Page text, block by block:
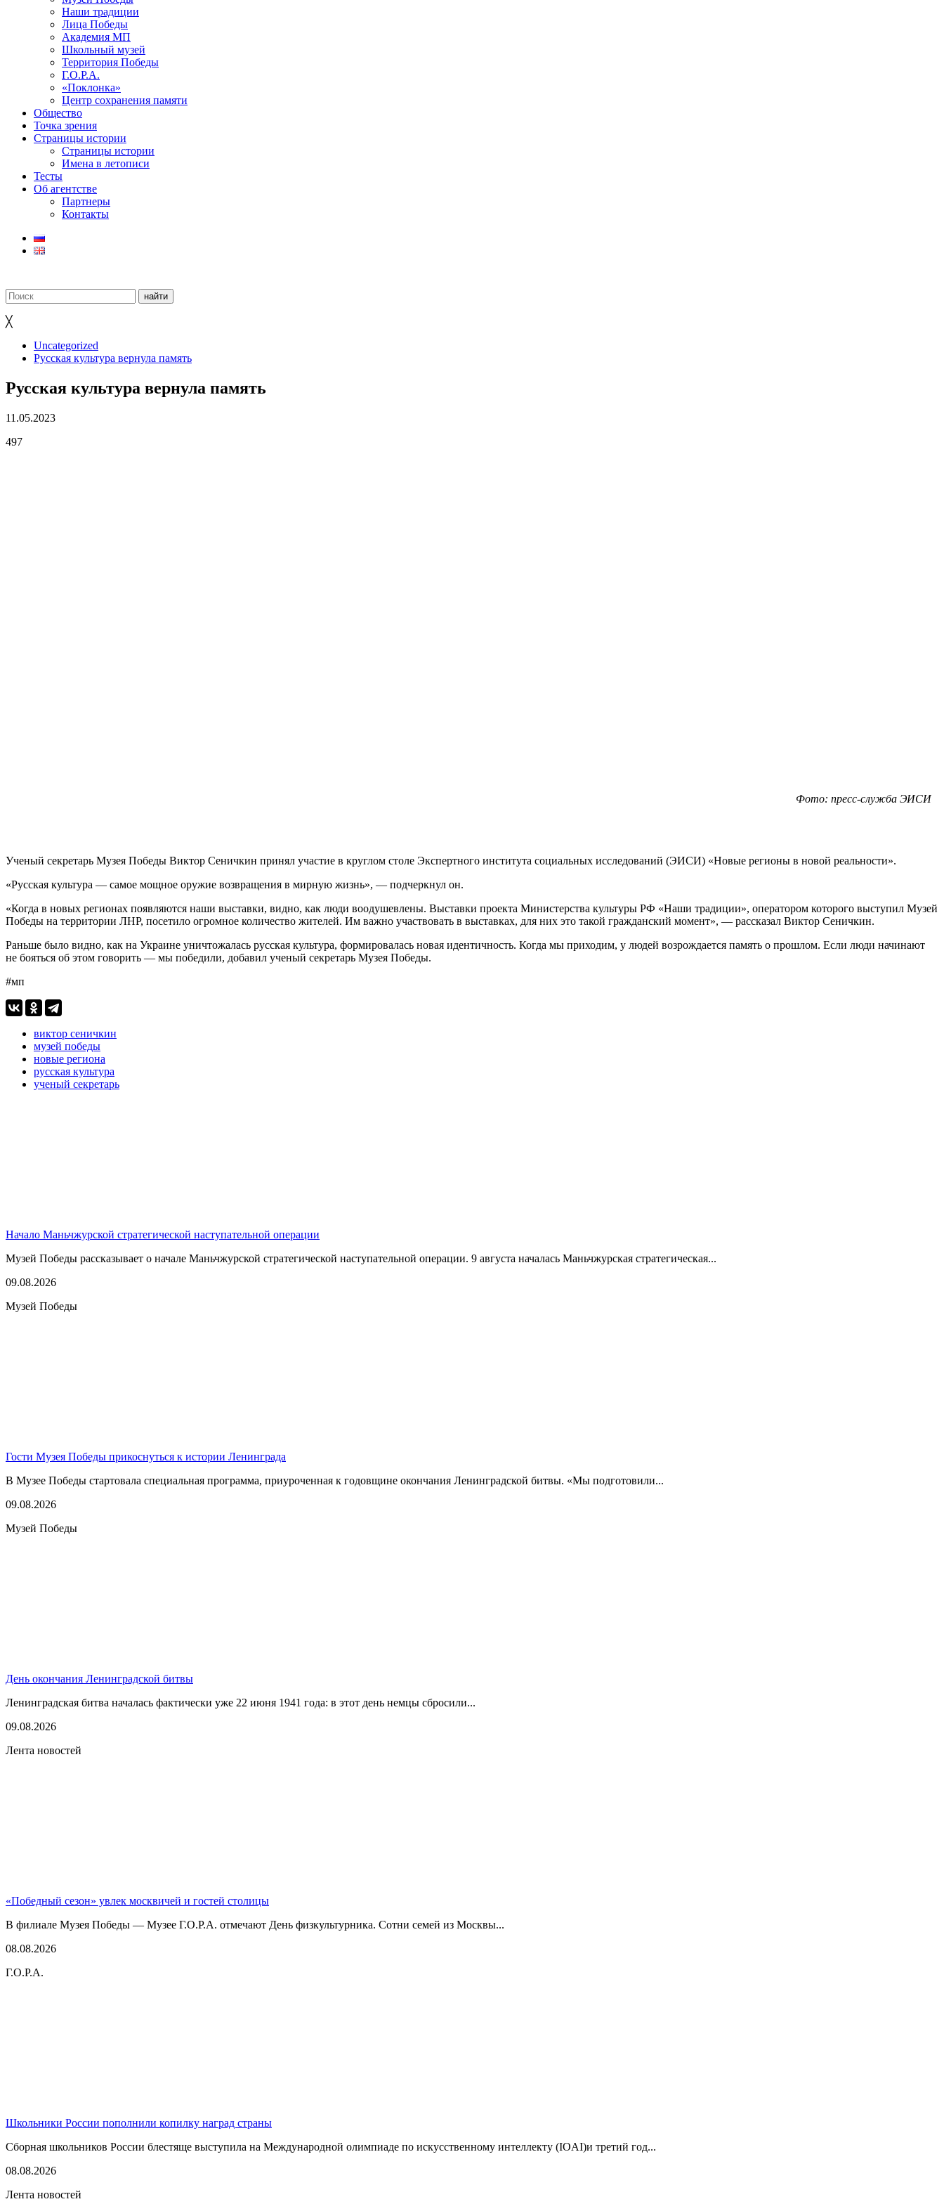
Наши традиции
Лица Победы
Академия МП
Школьный музей
Территория Победы
Г.О.Р.А.
«Поклонка»
Центр сохранения памяти
Общество
Точка зрения
Страницы истории
Страницы истории
Имена в летописи
Тесты
Об агентстве
Партнеры
Контакты
╳
Uncategorized
Русская культура вернула память
Русская культура вернула память
11.05.2023
497
Фото: пресс-служба ЭИСИ
Ученый секретарь Музея Победы Виктор Сеничкин принял участие в круглом столе Экспертного института социальных исследований (ЭИСИ) «Новые регионы в новой реальности».
«Русская культура — самое мощное оружие возвращения в мирную жизнь», — подчеркнул он.
«Когда в новых регионах появляются наши выставки, видно, как люди воодушевлены. Выставки проекта Министерства культуры РФ «Наши традиции», оператором которого выступил Музей
Победы на территории ЛНР, посетило огромное количество жителей. Им важно участвовать в выставках, для них это такой гражданский момент», — рассказал Виктор Сеничкин.
Раньше было видно, как на Украине уничтожалась русская культура, формировалась новая идентичность. Когда мы приходим, у людей возрождается память о прошлом. Если люди начинают
не бояться об этом говорить — мы победили, добавил ученый секретарь Музея Победы.
#мп
виктор сеничкин
музей победы
новые региона
русская культура
ученый секретарь
Начало Маньчжурской стратегической наступательной операции
Музей Победы рассказывает о начале Маньчжурской стратегической наступательной операции. 9 августа началась Маньчжурская стратегическая...
09.08.2026
Музей Победы
Гости Музея Победы прикоснуться к истории Ленинграда
В Музее Победы стартовала специальная программа, приуроченная к годовщине окончания Ленинградской битвы. «Мы подготовили...
09.08.2026
Музей Победы
День окончания Ленинградской битвы
Ленинградская битва началась фактически уже 22 июня 1941 года: в этот день немцы сбросили...
09.08.2026
Лента новостей
«Победный сезон» увлек москвичей и гостей столицы
В филиале Музея Победы — Музее Г.О.Р.А. отмечают День физкультурника. Сотни семей из Москвы...
08.08.2026
Г.О.Р.А.
Школьники России пополнили копилку наград страны
Сборная школьников России блестяще выступила на Международной олимпиаде по искусственному интеллекту (IOAI)и третий год...
08.08.2026
Лента новостей